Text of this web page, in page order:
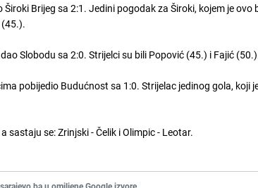
Brijeg sa 2:1. Jedini pogodak za Široki, kojem je ovo
Slobodu sa 2:0. Strijelci su bili Popović (45.) i Fajić
pobijedio Budućnost sa 1:0. Strijelac jedinog gola, koji
sastaju se: Zrinjski - Čelik i Olimpic - Leotar.
u omiljene Google izvore